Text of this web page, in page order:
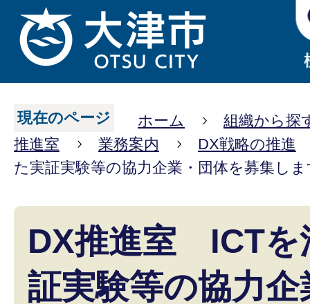
現在のページ ホーム
組織から探
推進室
業務案内
DX戦略の推進
た実証実験等の協力企業・団体を募集し
DX推進室 ICTを
証実験等の協力